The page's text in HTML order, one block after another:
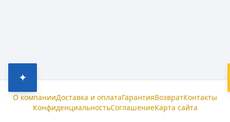
✦
О компанииДоставка и оплатаГарантияВозвратКонтакты
КонфиденциальностьСоглашениеКарта сайта